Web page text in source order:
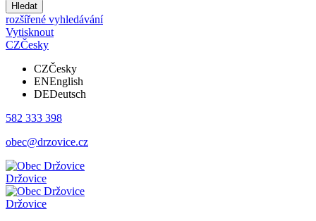
Hledat
rozšířené vyhledávání
Vytisknout
CZČesky
CZČesky
ENEnglish
DEDeutsch
582 333 398
obec@drzovice.cz
Držovice
Držovice